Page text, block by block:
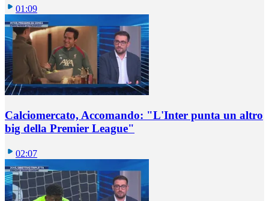
01:09
Calciomercato, Accomando: "L'Inter punta un altro
big della Premier League"
02:07